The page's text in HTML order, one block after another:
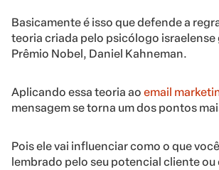
Basicamente é isso que defende a
teoria criada pelo psicólogo israelense
Prêmio Nobel, Daniel Kahneman.
Aplicando essa teoria ao email
mensagem se torna um dos pontos
Pois ele vai influenciar como o que
lembrado pelo seu potencial cliente ou